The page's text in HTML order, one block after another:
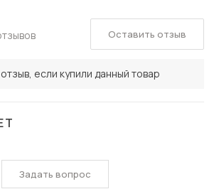
если купили данный товар
Оставить отзыв
Задать вопрос